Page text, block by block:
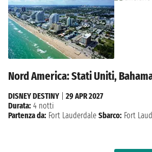
Nord America: Stati Uniti,
DISNEY DESTINY
29 APR 2027
Durata: 4 notti
Partenza da: Fort Lauderdale Sbarco: Fort